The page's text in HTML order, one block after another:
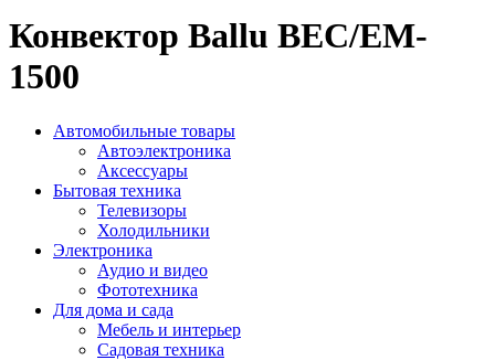
Конвектор Ballu BEC/EM-
1500
Автомобильные товары
Автоэлектроника
Аксессуары
Бытовая техника
Телевизоры
Холодильники
Электроника
Аудио и видео
Фототехника
Для дома и сада
Мебель и интерьер
Садовая техника